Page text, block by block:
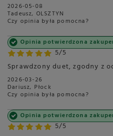
2026-05-08
Tadeusz, OLSZTYN
Czy opinia była pomocna?
5/5
Opinia potwierdzona
Sprawdzony duet, zgodny z
2026-03-26
Dariusz, Płock
Czy opinia była pomocna?
5/5
Opinia potwierdzona